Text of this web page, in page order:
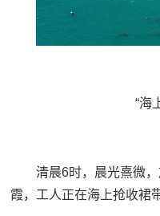
“海
清晨6时，晨光熹微
霞，工人正在海上抢收裙